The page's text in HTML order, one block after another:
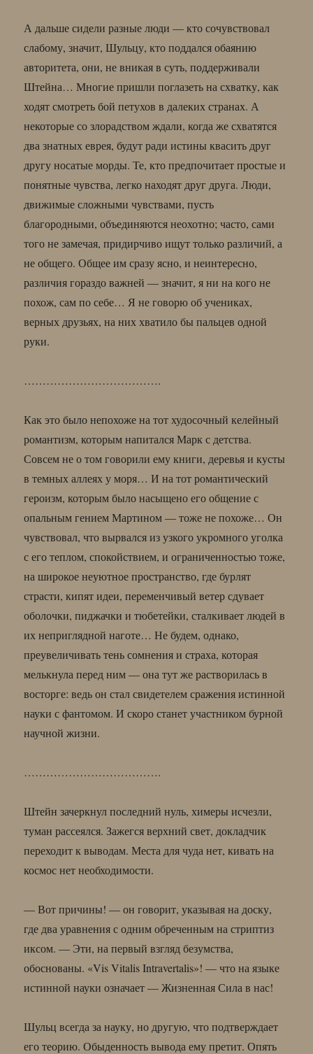
А дальше сидели разные люди — кто сочувствовал
слабому, значит, Шульцу, кто поддался обаянию
авторитета, они, не вникая в суть, поддерживали
Штейна… Многие пришли поглазеть на схватку, как
ходят смотреть бой петухов в далеких странах. А
некоторые со злорадством ждали, когда же схватятся
два знатных еврея, будут ради истины квасить друг
другу носатые морды. Те, кто предпочитает простые и
понятные чувства, легко находят друг друга. Люди,
движимые сложными чувствами, пусть
благородными, объединяются неохотно; часто, сами
того не замечая, придирчиво ищут только различий, а
не общего. Общее им сразу ясно, и неинтересно,
различия гораздо важней — значит, я ни на кого не
похож, сам по себе… Я не говорю об учениках,
верных друзьях, на них хватило бы пальцев одной
руки.
……………………………….
Как это было непохоже на тот худосочный келейный
романтизм, которым напитался Марк с детства.
Совсем не о том говорили ему книги, деревья и кусты
в темных аллеях у моря… И на тот романтический
героизм, которым было насыщено его общение с
опальным гением Мартином — тоже не похоже… Он
чувствовал, что вырвался из узкого укромного уголка
с его теплом, спокойствием, и ограниченностью тоже,
на широкое неуютное пространство, где бурлят
страсти, кипят идеи, переменчивый ветер сдувает
оболочки, пиджачки и тюбетейки, сталкивает людей в
их неприглядной наготе… Не будем, однако,
преувеличивать тень сомнения и страха, которая
мелькнула перед ним — она тут же растворилась в
восторге: ведь он стал свидетелем сражения истинной
науки с фантомом. И скоро станет участником бурной
научной жизни.
……………………………….
Штейн зачеркнул последний нуль, химеры исчезли,
туман рассеялся. Зажегся верхний свет, докладчик
переходит к выводам. Места для чуда нет, кивать на
космос нет необходимости.
— Вот причины! — он говорит, указывая на доску,
где два уравнения с одним обреченным на стриптиз
иксом. — Эти, на первый взгляд безумства,
обоснованы. «Vis Vitalis Intravertalis»! — что на языке
истинной науки означает — Жизненная Сила в нас!
Шульц всегда за науку, но другую, что подтверждает
его теорию. Обыденность вывода ему претит. Опять